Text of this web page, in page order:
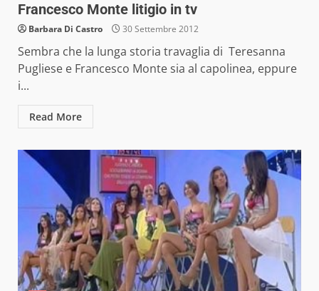
Francesco Monte litigio in tv
Barbara Di Castro 30 Settembre 2012
Sembra che la lunga storia travaglia di Teresanna
Pugliese e Francesco Monte sia al capolinea, eppure
i...
Read More